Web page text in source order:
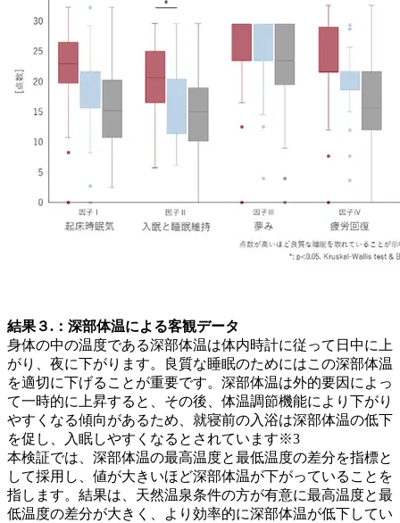
結果３.：深部体温による客観データ
身体の中の温度である深部体温は体内時計に従って日中に上
がり、夜に下がります。良質な睡眠のためにはこの深部体温
を適切に下げることが重要です。深部体温は外的要因によっ
て一時的に上昇すると、その後、体温調節機能により下がり
やすくなる傾向があるため、就寝前の入浴は深部体温の低下
を促し、入眠しやすくなるとされています※3
本検証では、深部体温の最高温度と最低温度の差分を指標と
して採用し、値が大きいほど深部体温が下がっていることを
指します。結果は、天然温泉条件の方が有意に最高温度と最
低温度の差分が大きく、より効率的に深部体温が低下してい